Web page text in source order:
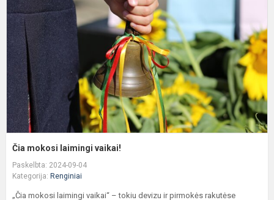
Čia mokosi laimingi vaikai!
Paskelbta: 2024-09-04
Kategorija: Renginiai
„Čia mokosi laimingi vaikai“ – tokiu devizu ir pirmokės rakutėse